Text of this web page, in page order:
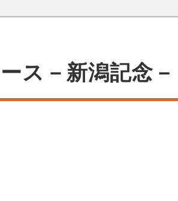
ス－新潟記念－